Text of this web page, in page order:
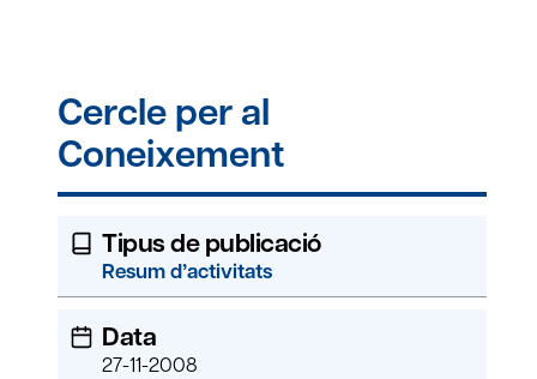
Cercle per al
Coneixement
Tipus de publicació
Resum d’activitats
Data
27-11-2008